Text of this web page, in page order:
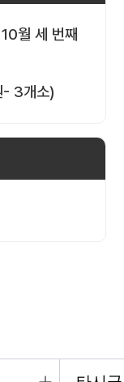
월 세 번째
- 3개소)